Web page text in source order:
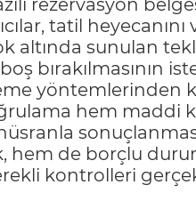
rezervasyon
tatil heyecanını
altında sunulan
bırakılmasının
yöntemlerinden
hem maddi
hem de borçlu
kontrolleri